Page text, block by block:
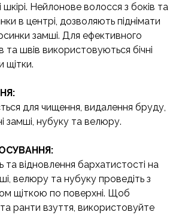
Нейлонове волосся з боків та
в центрі, дозволяють піднімати
замші. Для ефективного
та швів використовуються бічні
щітки.
для чищення, видалення бруду,
замші, нубуку та велюру.
та відновлення бархатистості на
велюру та нубуку проведіть з
щіткою по поверхні. Щоб
ранти взуття, використовуйте